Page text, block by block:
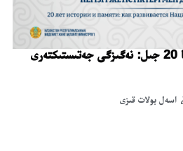
ۇلتتىق ءارحيۆتىڭ اشىلعانىنا 20 جىل: نەگىزگى جەتىستىكتەرى
اسەل بولات قىزى